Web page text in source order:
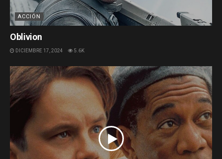
ACCIÓN
Oblivion
DICIEMBRE 17, 2024 5.6K